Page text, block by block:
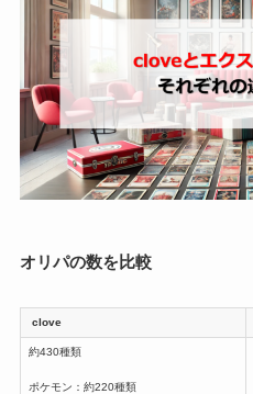
オリパの数を比較
clove
約430種類
ポケモン：約220種類